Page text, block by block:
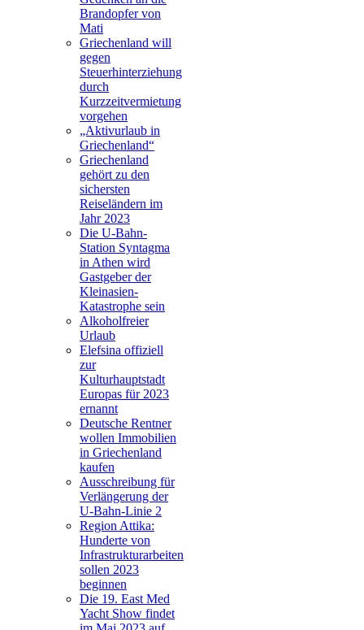
Brandopfer von
Mati
Griechenland will
gegen
Steuerhinterziehung
durch
Kurzzeitvermietung
vorgehen
„Aktivurlaub in
Griechenland“
Griechenland
gehört zu den
sichersten
Reiseländern im
Jahr 2023
Die U-Bahn-
Station Syntagma
in Athen wird
Gastgeber der
Kleinasien-
Katastrophe sein
Alkoholfreier
Urlaub
Elefsina offiziell
zur
Kulturhauptstadt
Europas für 2023
ernannt
Deutsche Rentner
wollen Immobilien
in Griechenland
kaufen
Ausschreibung für
Verlängerung der
U-Bahn-Linie 2
Region Attika:
Hunderte von
Infrastrukturarbeiten
sollen 2023
beginnen
Die 19. East Med
Yacht Show findet